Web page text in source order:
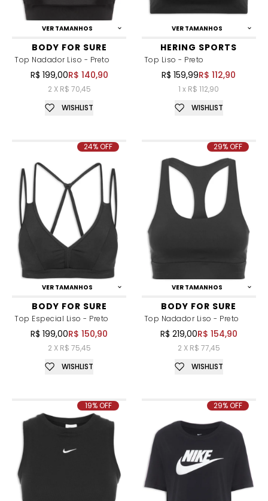
VER TAMANHOS
BODY FOR SURE
Top Nadador Liso - Preto
R$ 199,00R$ 140,90
2 X R$ 70,45
WISHLIST
VER TAMANHOS
HERING SPORTS
Top Liso - Preto
R$ 159,99R$ 112,90
1 x R$ 112,90
WISHLIST
VER TAMANHOS
BODY FOR SURE
Top Especial Liso - Preto
R$ 199,00R$ 150,90
2 X R$ 75,45
24% OFF
WISHLIST
VER TAMANHOS
BODY FOR SURE
Top Nadador Liso - Preto
R$ 219,00R$ 154,90
2 X R$ 77,45
29% OFF
WISHLIST
19% OFF 29% OFF